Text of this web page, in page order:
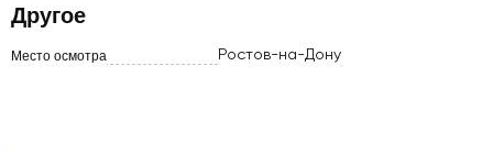
Другое
Место осмотра Ростов-на-Дону